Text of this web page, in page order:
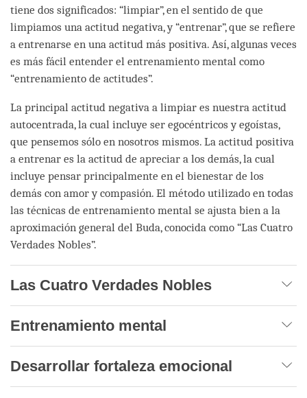
tiene dos significados: “limpiar”, en el sentido de que
limpiamos una actitud negativa, y “entrenar”, que se refiere
a entrenarse en una actitud más positiva. Así, algunas veces
es más fácil entender el entrenamiento mental como
“entrenamiento de actitudes”.
La principal actitud negativa a limpiar es nuestra actitud
autocentrada, la cual incluye ser egocéntricos y egoístas,
que pensemos sólo en nosotros mismos. La actitud positiva
a entrenar es la actitud de apreciar a los demás, la cual
incluye pensar principalmente en el bienestar de los
demás con amor y compasión. El método utilizado en todas
las técnicas de entrenamiento mental se ajusta bien a la
aproximación general del Buda, conocida como “Las Cuatro
Verdades Nobles”.
Las Cuatro Verdades Nobles
Entrenamiento mental
Desarrollar fortaleza emocional